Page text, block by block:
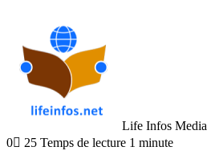
Life Infos Media
0
25 Temps de lecture 1 minute